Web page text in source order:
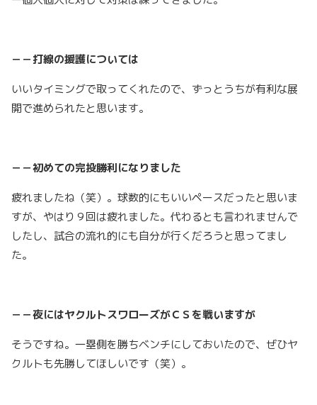
－－打線の援護については
いいタイミングで取ってくれたので、ずっとうちが有利な展
開で進められたと思います。
－－初めての完投勝利になりました
疲れましたね（笑）。球数的にもいいペースだったと思いま
すが、やはり９回は疲れました。代わるとも言われませんで
したし、試合の流れ的にも自分が行くだろうと思ってまし
た。
－－夜にはヤクルトスワローズがＣＳを戦いますが
そうですね。一塁側を勝ちベンチにしておいたので、ぜひヤ
クルトも先勝してほしいです（笑）。